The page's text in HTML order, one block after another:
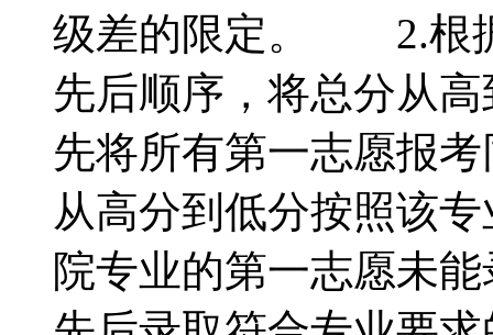
级差的限定。 2.根
先后顺序，将总分从
先将所有第一志愿报
从高分到低分按照该
院专业的第一志愿未